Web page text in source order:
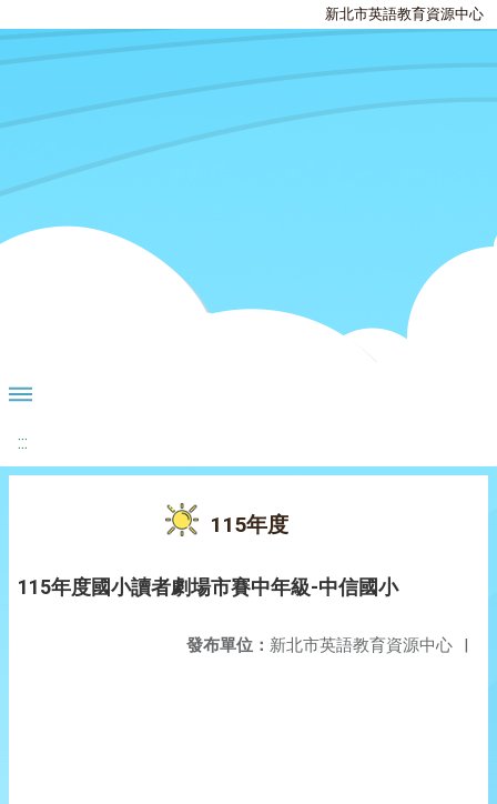
新北市英語教育資源中心
:::
115年度
115年度國小讀者劇場市賽中年級-中信國小
發布單位： 新北市英語教育資源中心 |